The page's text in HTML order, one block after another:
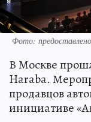
Фото:
В Москве
Haraba.
продавцов
инициативе